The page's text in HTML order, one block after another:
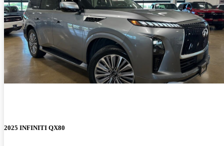
2025 INFINITI QX80